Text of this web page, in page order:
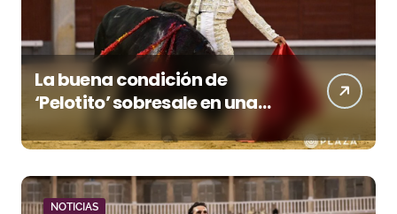
La buena condición de
‘Pelotito’ sobresale en una
noche gris en Las Ventas
NOTICIAS